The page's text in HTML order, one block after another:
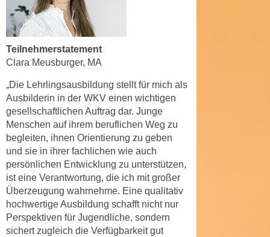
Teilnehmerstatement
Clara Meusburger, MA
„Die Lehrlingsausbildung stellt für mich als
Ausbilderin in der WKV einen wichtigen
gesellschaftlichen Auftrag dar. Junge
Menschen auf ihrem beruflichen Weg zu
begleiten, ihnen Orientierung zu geben
und sie in ihrer fachlichen wie auch
persönlichen Entwicklung zu unterstützen,
ist eine Verantwortung, die ich mit großer
Überzeugung wahrnehme. Eine qualitativ
hochwertige Ausbildung schafft nicht nur
Perspektiven für Jugendliche, sondern
sichert zugleich die Verfügbarkeit gut
e
v
a
n
t
e
I
n
h
a
l
t
e
a
g
e
l
a
n
g
e
n
I
h
r
e
d
u